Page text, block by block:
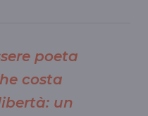
poeta
costa
un